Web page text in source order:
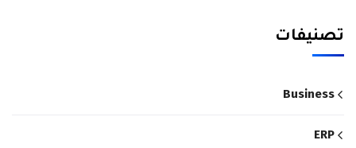
تصنيفات
Business
ERP